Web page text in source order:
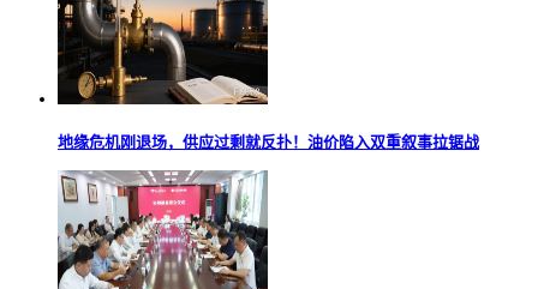
地缘危机刚退场，供应过剩就反扑！油价陷入双重叙事拉锯战